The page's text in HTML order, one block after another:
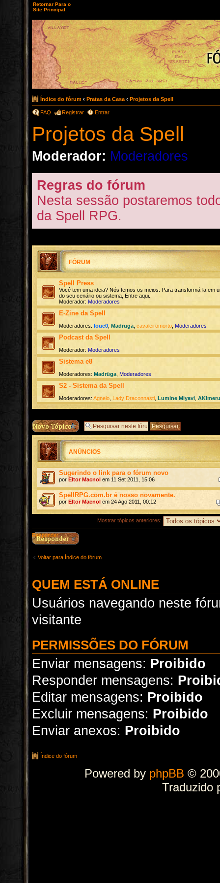
Retornar Para o
Site Principal
Índice do fórum ‹ Pratas da Casa ‹ Projetos da Spell
FAQ Registrar Entrar
Projetos da Spell
Moderador: Moderadores
Regras do fórum
Nesta sessão postaremos
da Spell RPG.
FÓRUM
Spell Press
Você tem uma ideia? Nós temos os meios. Para transformá-la em
do seu cenário ou sistema, Entre aqui.
Moderador: Moderadores
E-Zine da Spell
Moderadores: louc0 Madrüga cavaleiromorto Moderadores
Podcast da Spell
Moderador: Moderadores
Sistema e8
Moderadores: Madrüga Moderadores
S2 - Sistema da Spell
Moderadores: Agnelo Lady Draconnasti Lumine Miyavi AKImeru
ANÚNCIOS
Sugerindo o link para o fórum novo
por Eltor Macnol em 11 Set 2011, 15:06
SpellRPG.com.br é nosso novamente.
por Eltor Macnol em 24 Ago 2011, 00:12
Mostrar tópicos anteriores:
Responder
Voltar para Índice do fórum
QUEM ESTÁ ONLINE
Usuários navegando neste
visitante
PERMISSÕES DO FÓRUM
Enviar mensagens: Proibido
Responder mensagens:
Editar mensagens: Proibido
Excluir mensagens: Proibido
Enviar anexos: Proibido
Índice do fórum
Powered by phpBB ©
Traduzido